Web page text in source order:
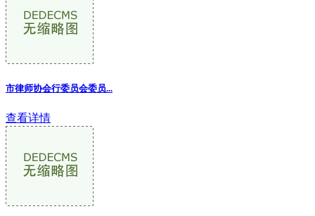
市律师协会行委员会委员...
查看详情